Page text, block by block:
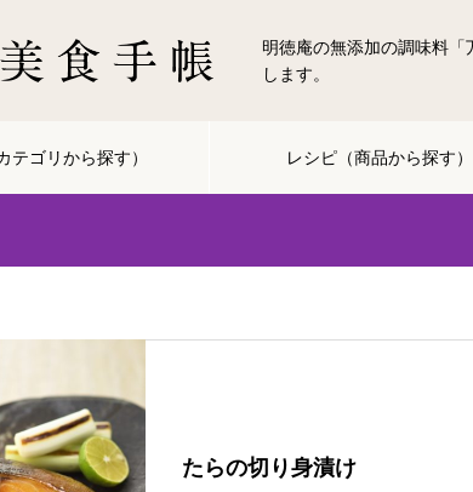
明徳庵の無添加の調味料
します。
テゴリから探す） レシピ（商品から探す）
たらの切り身漬け